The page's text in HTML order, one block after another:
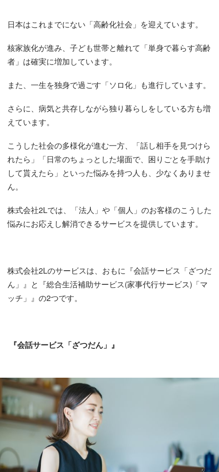
日本はこれまでにない「高齢化社会」を迎えています。
核家族化が進み、子ども世帯と離れて「単身で暮らす高齢
者」は確実に増加しています。
また、一生を独身で過ごす「ソロ化」も進行しています。
さらに、病気と共存しながら独り暮らしをしている方も増
えています。
こうした社会の多様化が進む一方、「話し相手を見つけら
れたら」「日常のちょっとした場面で、困りごとを手助け
して貰えたら」といった悩みを持つ人も、少なくありませ
ん。
株式会社2Lでは、「法人」や「個人」のお客様のこうした
悩みにお応えし解消できるサービスを提供しています。
株式会社2Lのサービスは、おもに『会話サービス「ざつだ
ん」』と『総合生活補助サービス(家事代行サービス)「マ
ッチ」』の2つです。
『会話サービス「ざつだん」』